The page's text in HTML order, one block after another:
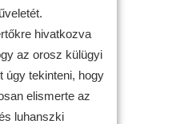
hivatkozva
az orosz külügyi
úgy tekinteni, hogy
elismerte az
luhanszki